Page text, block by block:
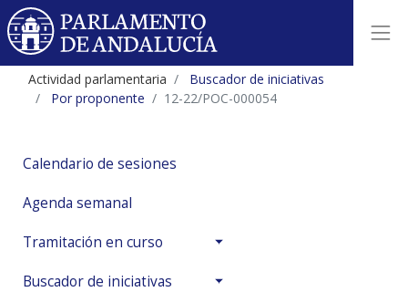
Actividad parlamentaria
Buscador de iniciativas
Por proponente
12-22/POC-000054
Calendario de sesiones
Agenda semanal
Tramitación en curso
Buscador de iniciativas